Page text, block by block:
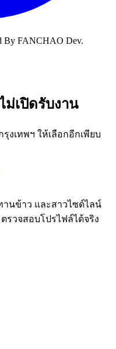
By FANCHAO Dev.
เปิดรับงาน
รุงเทพฯ ให้เลือกอีกเพียบ
นข้าว และสาวไซด์ไลน์
วจสอบโปรไฟล์ได้จริง